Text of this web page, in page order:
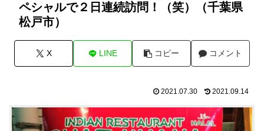
ペシャルで２日連続訪問！（笑）（千葉県
松戸市）
X LINE コピー コメント
2021.07.30 2021.09.14